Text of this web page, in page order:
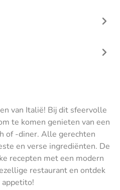
van Italië! Bij dit sfeervolle
te komen genieten van een
of -diner. Alle gerechten
en verse ingrediënten. De
recepten met een modern
restaurant en ontdek
appetito!